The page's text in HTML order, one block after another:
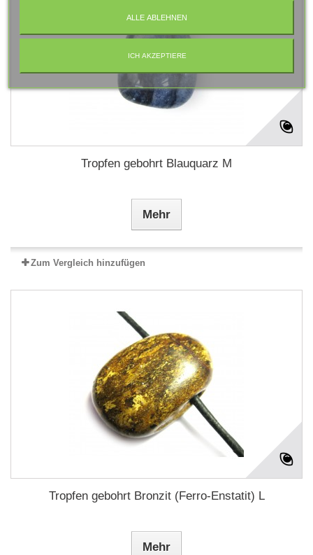
Tropfen gebohrt Blauquarz M
Mehr
Zum Vergleich hinzufügen
Tropfen gebohrt Bronzit (Ferro-Enstatit) L
Mehr
ALLE ABLEHNEN
ICH AKZEPTIERE